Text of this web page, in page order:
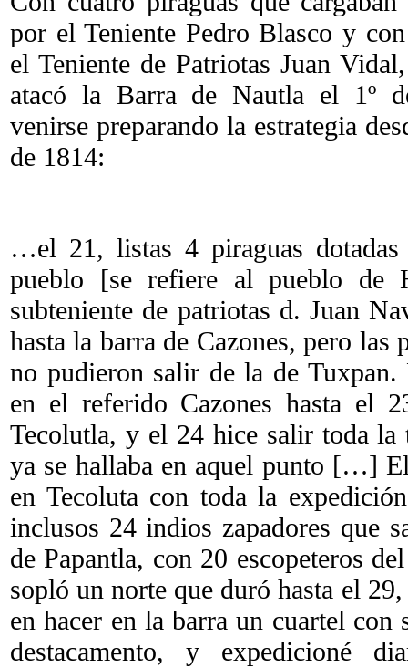
por el Teniente Pedro Blasco y
el Teniente de Patriotas Juan
atacó la Barra de Nautla el 1º
venirse preparando la estrategia
de 1814:
…el 21, listas 4 piraguas
pueblo [se refiere al pueblo de
subteniente de patriotas d. Juan
hasta la barra de Cazones, pero las
no pudieron salir de la de Tuxpan.
en el referido Cazones hasta el
Tecolutla, y el 24 hice salir toda la
ya se hallaba en aquel punto […]
en Tecoluta con toda la
inclusos 24 indios zapadores que
de Papantla, con 20 escopeteros
sopló un norte que duró hasta el
en hacer en la barra un cuartel con
destacamento, y expedicioné